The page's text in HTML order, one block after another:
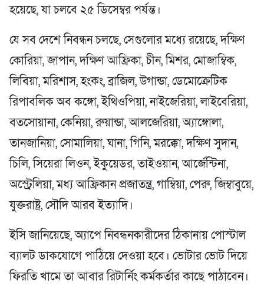
হয়েছে, যা চলবে ২৫ ডিসেম্বর পর্যন্ত।
যে সব দেশে নিবন্ধন চলছে, সেগুলোর মধ্যে রয়েছে, দক্ষিণ
কোরিয়া, জাপান, দক্ষিণ আফ্রিকা, চীন, মিশর, মোজাম্বিক,
লিবিয়া, মরিশাস, হংকং, ব্রাজিল, উগান্ডা, ডেমোক্রেটিক
রিপাবলিক অব কঙ্গো, ইথিওপিয়া, নাইজেরিয়া, লাইবেরিয়া,
বতসোয়ানা, কেনিয়া, রুয়ান্ডা, আলজেরিয়া, অ্যাঙ্গোলা,
তানজানিয়া, সোমালিয়া, ঘানা, গিনি, মরক্কো, দক্ষিণ সুদান,
চিলি, সিয়েরা লিওন, ইকুয়েডর, তাইওয়ান, আর্জেন্টিনা,
অস্ট্রেলিয়া, মধ্য আফ্রিকান প্রজাতন্ত্র, গাম্বিয়া, পেরু, জিম্বাবুয়ে,
যুক্তরাষ্ট্র, সৌদি আরব ইত্যাদি।
ইসি জানিয়েছে, অ্যাপে নিবন্ধনকারীদের ঠিকানায় পোস্টাল
ব্যালট ডাকযোগে পাঠিয়ে দেওয়া হবে। ভোটার ভোট দিয়ে
ফিরতি খামে তা আবার রিটার্নিং কর্মকর্তার কাছে পাঠাবেন।